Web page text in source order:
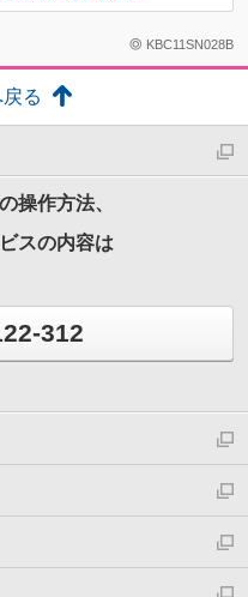
KBC11SN028B
る
操作方法、
スの内容は
312